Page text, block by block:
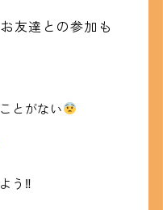
友達との参加も
とがない
う‼